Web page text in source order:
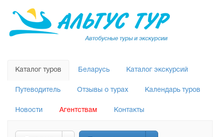
Каталог туров Беларусь Каталог экскурсий
Путеводитель Отзывы о турах Календарь туров
Новости Агентствам Контакты